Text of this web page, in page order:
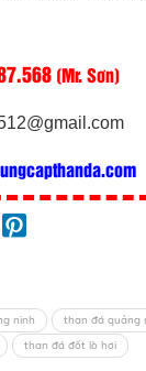
(Mr. Sơn)
ninh than đá quảng
than đá đốt lò hơi